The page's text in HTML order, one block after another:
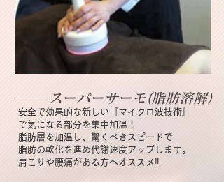
スーパーサーモ(脂肪溶解）
安全で効果的な新しい『マイクロ波技術』
で気になる部分を集中加温！
脂肪層を加温し、驚くべきスピードで
脂肪の軟化を進め代謝速度アップします。
肩こりや腰痛がある方へオススメ‼